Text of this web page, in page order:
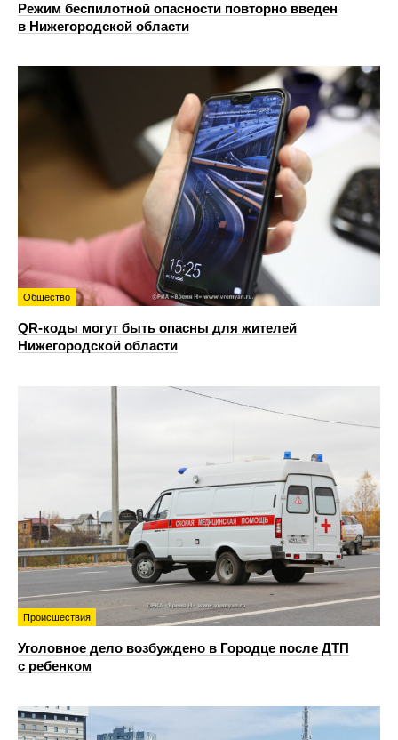
Режим беспилотной опасности повторно введен
в Нижегородской области
Общество
QR-коды могут быть опасны для жителей
Нижегородской области
Происшествия
Уголовное дело возбуждено в Городце после ДТП
с ребенком